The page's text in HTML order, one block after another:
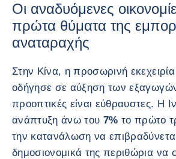
Οι αναδυόμενες
πρώτα θύματα της
αναταραχής
Στην Κίνα, η προσωρινή
οδήγησε σε αύξηση των
προοπτικές είναι εύθραυστες. Η
ανάπτυξη άνω του 7% το πρώτο
την κατανάλωση να
δημοσιονομικά της περιθώρια να